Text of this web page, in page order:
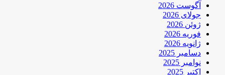
آگوست 2026
جولای 2026
ژوئن 2026
فوریه 2026
ژانویه 2026
دسامبر 2025
نوامبر 2025
اکتبر 2025